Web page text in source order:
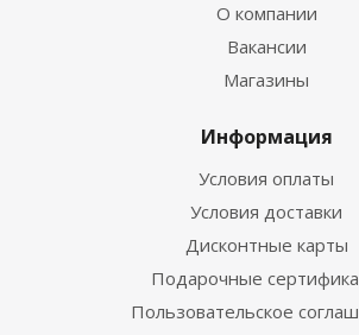
О компании
Вакансии
Магазины
Информация
Условия оплаты
Условия доставки
Дисконтные карты
Подарочные
Пользовательское